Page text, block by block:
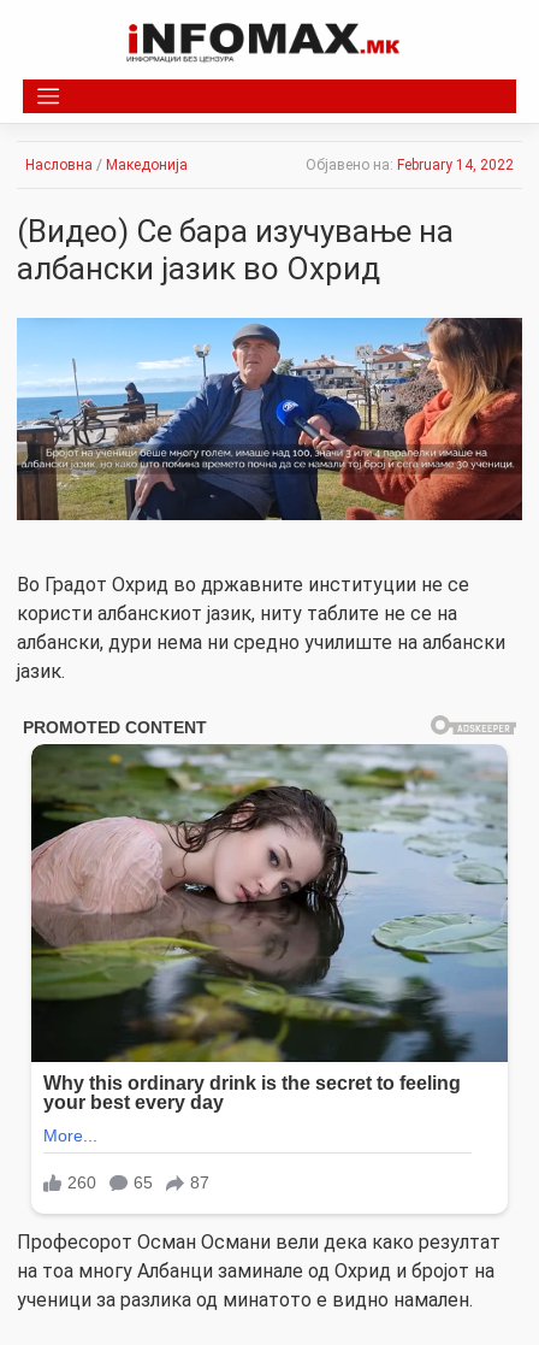
Насловна / Македонија Објавено на: February 14, 2022
(Видео) Се бара изучување на
албански јазик во Охрид
Во Градот Охрид во државните институции не се
користи албанскиот јазик, ниту таблите не се на
албански, дури нема ни средно училиште на албански
јазик.
Професорот Осман Османи вели дека како резултат
на тоа многу Албанци заминале од Охрид и бројот на
ученици за разлика од минатото е видно намален.